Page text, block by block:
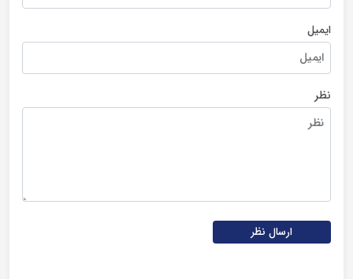
ایمیل
نظر
ارسال نظر